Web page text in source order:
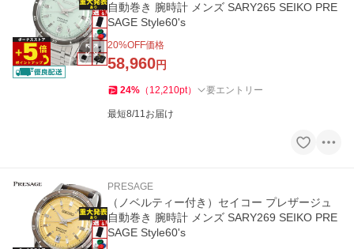
自動巻き 腕時計 メンズ SARY265 SEIKO PRE
SAGE Style60's
20%OFF価格
58,960円
24% （ 12,210pt） 要エントリー
最短8/11お届け
PRESAGE
（ノベルティー付き）セイコー プレザージュ
自動巻き 腕時計 メンズ SARY269 SEIKO PRE
SAGE Style60's